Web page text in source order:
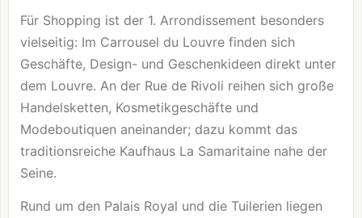
Für Shopping ist der 1. Arrondissement besonders
vielseitig: Im Carrousel du Louvre finden sich
Geschäfte, Design- und Geschenkideen direkt unter
dem Louvre. An der Rue de Rivoli reihen sich große
Handelsketten, Kosmetikgeschäfte und
Modeboutiquen aneinander; dazu kommt das
traditionsreiche Kaufhaus La Samaritaine nahe der
Seine.
Rund um den Palais Royal und die Tuilerien liegen